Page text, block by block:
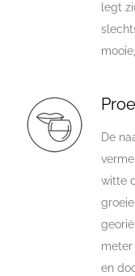
legt
De
witte
en